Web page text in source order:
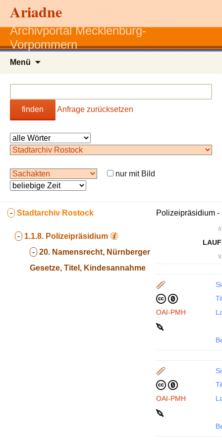
Ariadne
Archivportal Mecklenburg-
Vorpommern
Menü
finden Anfrage zurücksetzen
nur mit Bild
- Stadtarchiv Rostock
- 1.1.8. Polizeipräsidium
- 20. Namensrecht, Nürnberger
Gesetze, Titel, Kindesannahme
Polizeipräsidium -
∧
∨
OAI-PMH
OAI-PMH